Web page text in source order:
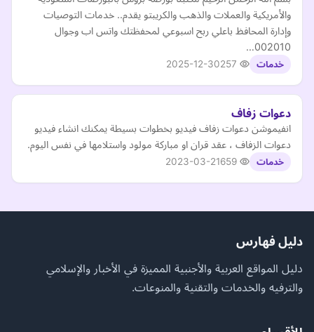
والأمريكية والعملات والذهب والكريبتو يقدم.. خدمات التوصيات
وإدارة المحافظ باعلي ربح اسبوعي لمحفظتك واتس اب وجوال
002010…
خدمات 2025-12-30
دعوات زفاف
انفيموشن دعوات زفاف فيديو بخطوات بسيطة يمكنك انشاء فيديو
دعوات الزفاف ، عقد قران او مباركة مولود واستلامها في نفس اليوم.
خدمات 2023-03-21
دليل فهارس
دليل المواقع العربية والأجنبية المميزة في الأخبار والإسلامي
والترفيه والخدمات والتقنية والمنوعات.